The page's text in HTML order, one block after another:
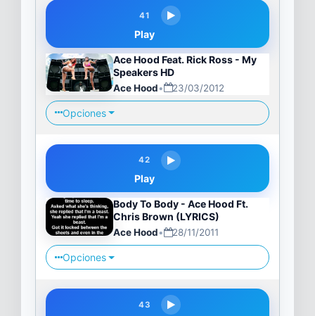
41
Play
Ace Hood Feat. Rick Ross - My
Speakers HD
Ace Hood• 23/03/2012
Opciones
42
Play
Body To Body - Ace Hood Ft.
Chris Brown (LYRICS)
Ace Hood• 28/11/2011
Opciones
43